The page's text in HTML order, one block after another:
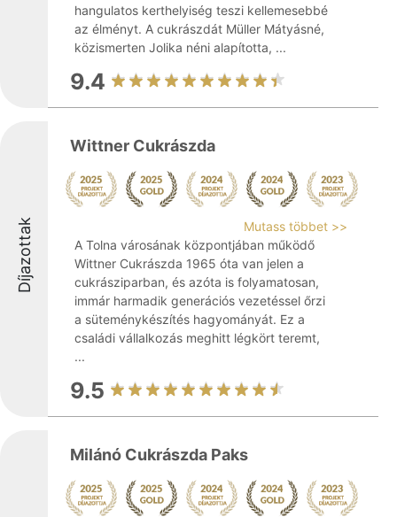
hangulatos kerthelyiség teszi kellemesebbé
az élményt. A cukrászdát Müller Mátyásné,
közismerten Jolika néni alapította, ...
9.4
Díjazottak
Wittner Cukrászda
Mutass többet >>
A Tolna városának központjában működő
Wittner Cukrászda 1965 óta van jelen a
cukrásziparban, és azóta is folyamatosan,
immár harmadik generációs vezetéssel őrzi
a süteménykészítés hagyományát. Ez a
családi vállalkozás meghitt légkört teremt,
...
9.5
Milánó Cukrászda Paks